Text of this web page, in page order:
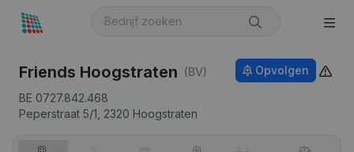
Friends Hoogstraten (BV)
BE 0727.842.468
Peperstraat 5/1, 2320 Hoogstraten
Opvolgen